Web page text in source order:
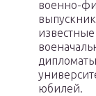
военно-
юбилей.